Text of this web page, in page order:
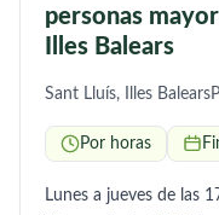
personas
Illes Balears
Sant Lluís, Illes Balears
Por horas
Lunes a jueves de las